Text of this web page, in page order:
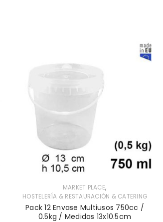
MARKET PLACE,
HOSTELERÍA & RESTAURACIÓN & CATERING
Pack 12 Envase Multiusos 750cc /
0.5kg / Medidas 13x10.5cm